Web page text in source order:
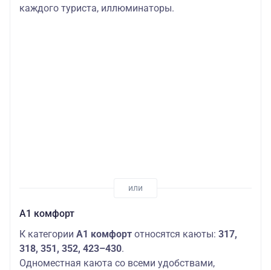
каждого туриста, иллюминаторы.
А1 комфорт
К категории А1 комфорт относятся каюты: 317,
318, 351, 352, 423–430.
Одноместная каюта со всеми удобствами,